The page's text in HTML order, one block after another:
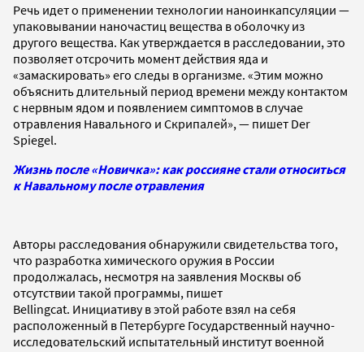
Речь идет о применении технологии наноинкапсуляции —
упаковывании наночастиц вещества в оболочку из
другого вещества. Как утверждается в расследовании, это
позволяет отсрочить момент действия яда и
«замаскировать» его следы в организме. «Этим можно
объяснить длительный период времени между контактом
с нервным ядом и появлением симптомов в случае
отравления Навального и Скрипалей», — пишет Der
Spiegel.
Жизнь после «Новичка»: как россияне стали относиться
к Навальному после отравления
Авторы расследования обнаружили свидетельства того,
что разработка химического оружия в России
продолжалась, несмотря на заявления Москвы об
отсутствии такой программы, пишет
Bellingcat. Инициативу в этой работе взял на себя
расположенный в Петербурге Государственный научно-
исследовательский испытательный институт военной